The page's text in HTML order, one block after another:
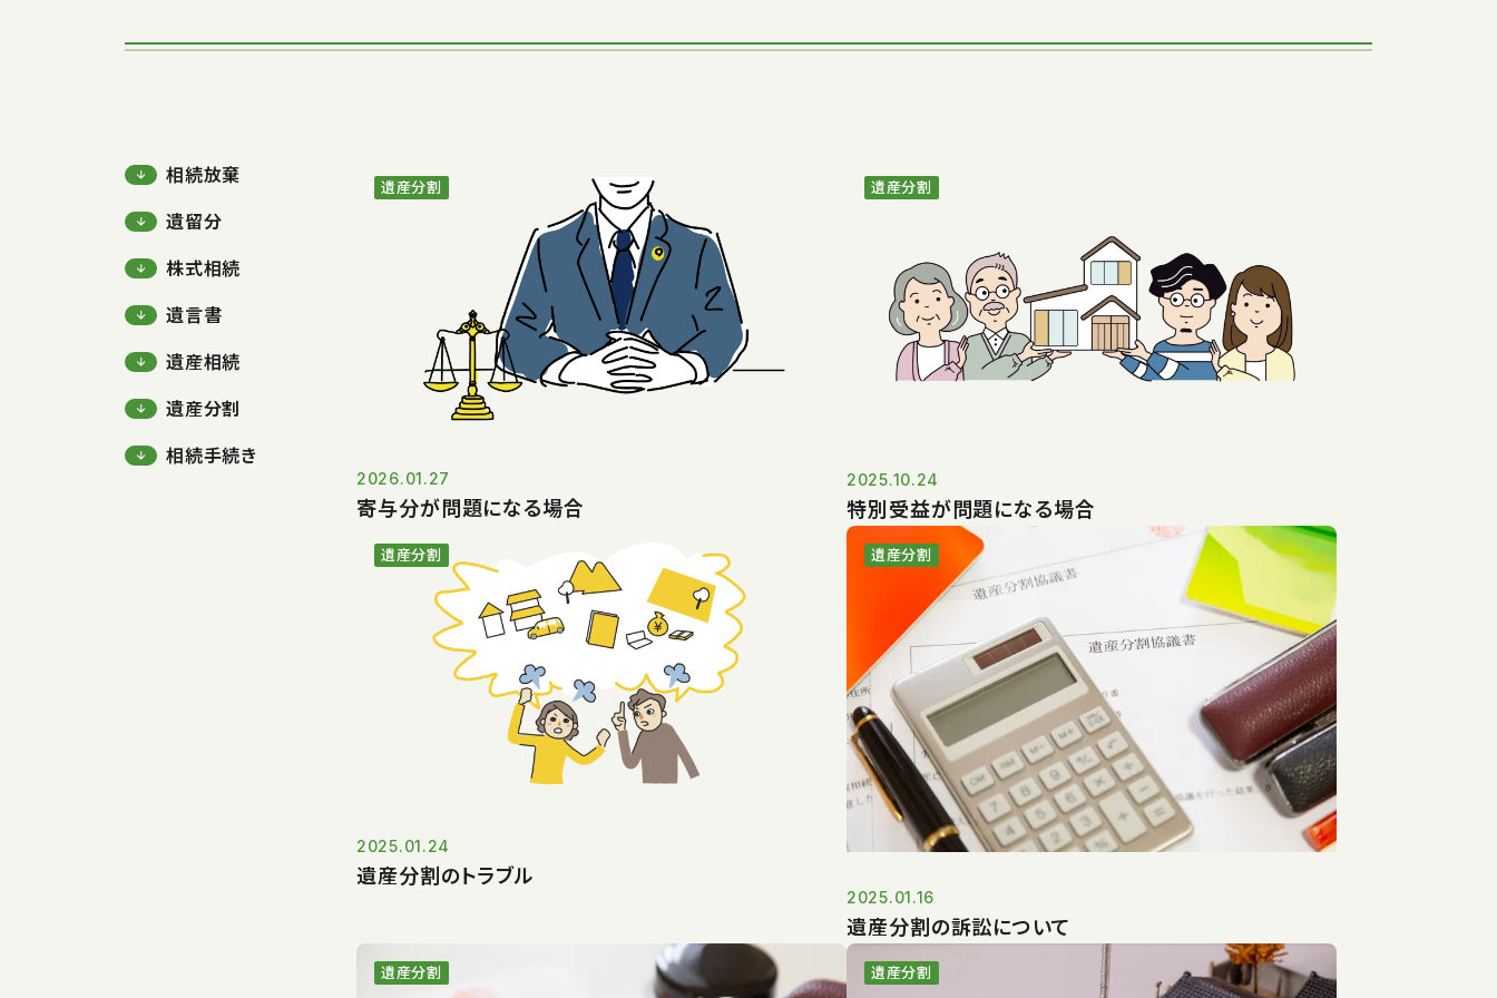
相続放棄
遺留分
株式相続
遺言書
遺産相続
遺産分割
相続手続き
遺産分割
2026.01.27
寄与分が問題になる場合
遺産分割
2025.10.24
特別受益が問題になる場合
遺産分割
2025.01.24
遺産分割のトラブル
遺産分割
2025.01.16
遺産分割の訴訟について
遺産分割 遺産分割